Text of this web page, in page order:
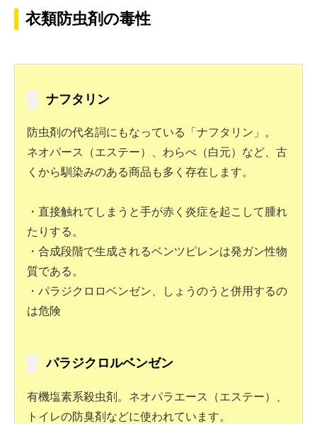
衣類防虫剤の毒性
ナフタリン
防虫剤の代名詞にもなっている「ナフタリン」。
ネオパース（エステー）、わらべ（白元）など、古
くから馴染みのある商品も多く存在します。
・直接触れてしまうと手が赤く炎症を起こして腫れ
たりする。
・合成段階で生成されるベンツピレンは発ガン性物
質である。
・パラジクロロベンゼン、しょうのうと併用するの
は危険
パラジクロルベンゼン
有機塩素系殺虫剤。ネオパラエース（エステー）、
トイレの防臭剤などに使われています。